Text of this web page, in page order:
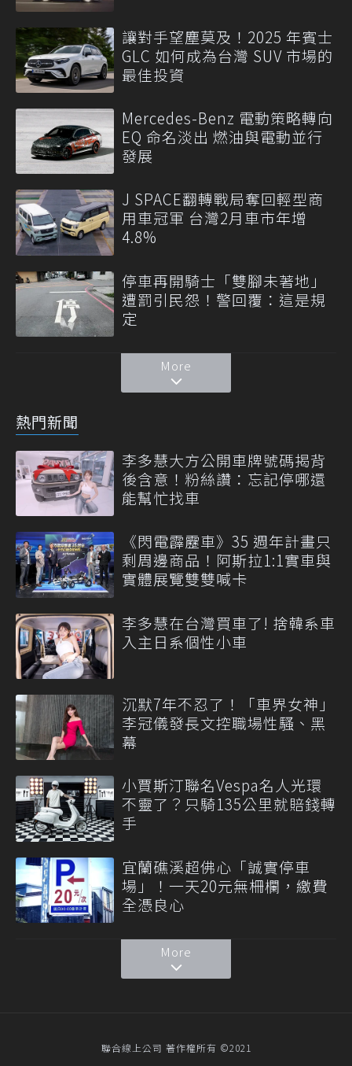
讓對手望塵莫及！2025 年賓士
GLC 如何成為台灣 SUV 市場的
最佳投資
Mercedes-Benz 電動策略轉向
EQ 命名淡出 燃油與電動並行
發展
J SPACE翻轉戰局奪回輕型商
用車冠軍 台灣2月車市年增
4.8%
停車再開騎士「雙腳未著地」
遭罰引民怨！警回覆：這是規
定
More
熱門新聞
李多慧大方公開車牌號碼揭背
後含意！粉絲讚：忘記停哪還
能幫忙找車
《閃電霹靂車》35 週年計畫只
剩周邊商品！阿斯拉1:1實車與
實體展覽雙雙喊卡
李多慧在台灣買車了! 捨韓系車
入主日系個性小車
沉默7年不忍了！「車界女神」
李冠儀發長文控職場性騷、黑
幕
小賈斯汀聯名Vespa名人光環
不靈了？只騎135公里就賠錢轉
手
宜蘭礁溪超佛心「誠實停車
場」！一天20元無柵欄，繳費
全憑良心
More
聯合線上公司 著作權所有 ©2021